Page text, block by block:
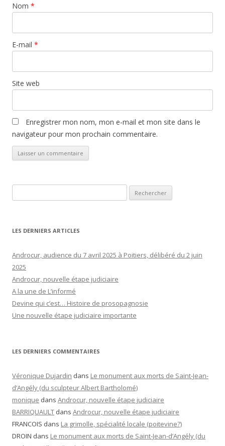
Nom *
E-mail *
Site web
Enregistrer mon nom, mon e-mail et mon site dans le
navigateur pour mon prochain commentaire.
LES DERNIERS ARTICLES
Androcur, audience du 7 avril 2025 à Poitiers, délibéré du 2 juin
2025
Androcur, nouvelle étape judiciaire
A la une de L’informé
Devine qui c’est… Histoire de prosopagnosie
Une nouvelle étape judiciaire importante
LES DERNIERS COMMENTAIRES
Véronique Dujardin dans Le monument aux morts de Saint-Jean-
d’Angély (du sculpteur Albert Bartholomé)
monique dans Androcur, nouvelle étape judiciaire
BARRIQUAULT dans Androcur, nouvelle étape judiciaire
FRANCOIS dans La grimolle, spécialité locale (poitevine?)
DROIN dans Le monument aux morts de Saint-Jean-d’Angély (du